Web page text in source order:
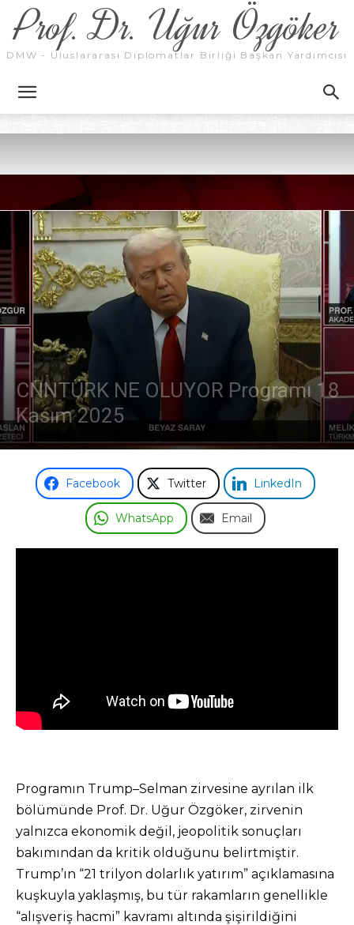
Prof. Dr. Uğur Özgöker
DMW - Uluslararası Diplomatlar Birliği Başkan Yardımcısı
CNNTÜRK NE OLUYOR Programı 18
Kasım 2025
Facebook Twitter LinkedIn
WhatsApp Email
Programın Trump–Selman zirvesine ayrılan ilk
bölümünde Prof. Dr. Uğur Özgöker, zirvenin
yalnızca ekonomik değil, jeopolitik sonuçları
bakımından da kritik olduğunu belirtmiştir.
Trump’ın “21 trilyon dolarlık yatırım” açıklamasına
kuşkuyla yaklaşmış, bu tür rakamların genellikle
“alışveriş hacmi” kavramı altında şişirildiğini